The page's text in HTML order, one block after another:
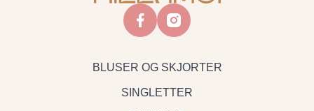
facebookinstagram
BLUSER OG SKJORTER
SINGLETTER